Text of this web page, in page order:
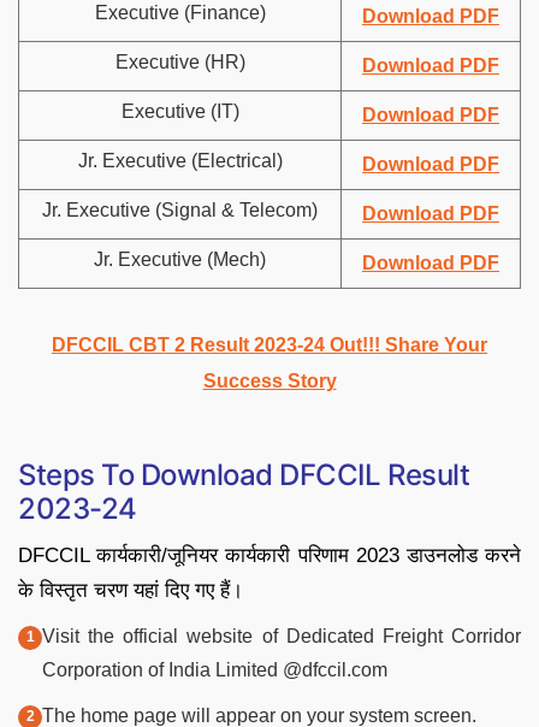
Executive (Finance) Download PDF
Executive (HR) Download PDF
Executive (IT) Download PDF
Jr. Executive (Electrical) Download PDF
Jr. Executive (Signal & Telecom) Download PDF
Jr. Executive (Mech) Download PDF
DFCCIL CBT 2 Result 2023-24 Out!!! Share Your
Success Story
Steps To Download DFCCIL Result
2023-24
DFCCIL कार्यकारी/जूनियर कार्यकारी परिणाम 2023 डाउनलोड करने
के विस्तृत चरण यहां दिए गए हैं।
Visit the official website of Dedicated Freight Corridor
Corporation of India Limited @dfccil.com
The home page will appear on your system screen.